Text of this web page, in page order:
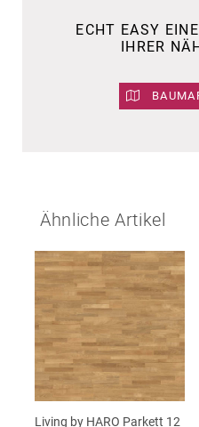
ECHT EASY
IHRER
Ähnliche Artikel
Living by HARO Parkett 12